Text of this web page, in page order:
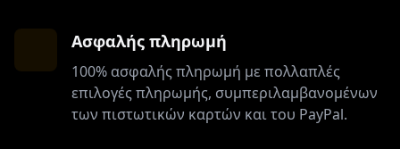
Ασφαλής πληρωμή
100% ασφαλής πληρωμή με πολλαπλές
επιλογές πληρωμής, συμπεριλαμβανομένων
των πιστωτικών καρτών και του PayPal.